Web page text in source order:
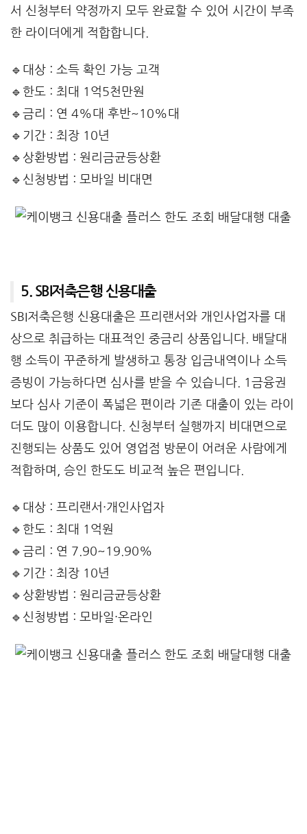
서 신청부터 약정까지 모두 완료할 수 있어 시간이 부족
한 라이더에게 적합합니다.
🔹대상 : 소득 확인 가능 고객
🔹한도 : 최대 1억5천만원
🔹금리 : 연 4%대 후반~10%대
🔹기간 : 최장 10년
🔹상환방법 : 원리금균등상환
🔹신청방법 : 모바일 비대면
5. SBI저축은행 신용대출
SBI저축은행 신용대출은 프리랜서와 개인사업자를 대
상으로 취급하는 대표적인 중금리 상품입니다. 배달대
행 소득이 꾸준하게 발생하고 통장 입금내역이나 소득
증빙이 가능하다면 심사를 받을 수 있습니다. 1금융권
보다 심사 기준이 폭넓은 편이라 기존 대출이 있는 라이
더도 많이 이용합니다. 신청부터 실행까지 비대면으로
진행되는 상품도 있어 영업점 방문이 어려운 사람에게
적합하며, 승인 한도도 비교적 높은 편입니다.
🔹대상 : 프리랜서·개인사업자
🔹한도 : 최대 1억원
🔹금리 : 연 7.90~19.90%
🔹기간 : 최장 10년
🔹상환방법 : 원리금균등상환
🔹신청방법 : 모바일·온라인